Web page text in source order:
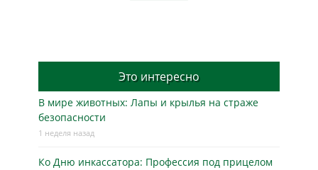
Это интересно
В мире животных: Лапы и крылья на страже
безопасности
1 неделя назад
Ко Дню инкассатора: Профессия под прицелом